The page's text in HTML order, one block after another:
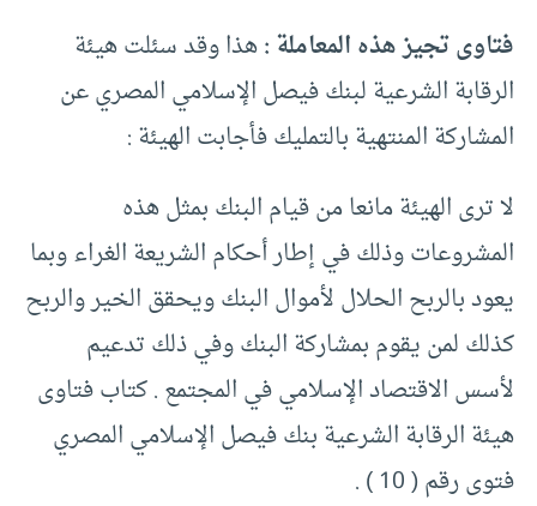
فتاوى تجيز هذه المعاملة :هذا وقد سئلت هيئة
الرقابة الشرعية لبنك فيصل الإسلامي المصري عن
المشاركة المنتهية بالتمليك فأجابت الهيئة :
لا ترى الهيئة مانعا من قيام البنك بمثل هذه
المشروعات وذلك في إطار أحكام الشريعة الغراء وبما
يعود بالربح الحلال لأموال البنك ويحقق الخير والربح
كذلك لمن يقوم بمشاركة البنك وفي ذلك تدعيم
لأسس الاقتصاد الإسلامي في المجتمع . كتاب فتاوى
هيئة الرقابة الشرعية بنك فيصل الإسلامي المصري
فتوى رقم ( 10 ) .